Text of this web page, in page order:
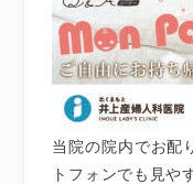
当院の院内でお配
トフォンでも見や